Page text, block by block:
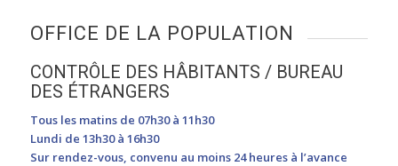
OFFICE DE LA POPULATION
CONTRÔLE DES HÂBITANTS / BUREAU
DES ÉTRANGERS
Tous les matins de 07h30 à 11h30
Lundi de 13h30 à 16h30
Sur rendez-vous, convenu au moins 24 heures à l’avance